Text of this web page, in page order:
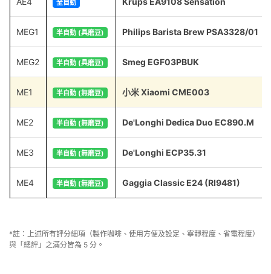
全自動
MEG1 半自動 (具磨豆) Philips Barista Brew PSA3328/01
MEG2 半自動 (具磨豆) Smeg EGF03PBUK
ME1 半自動 (無磨豆) 小米 Xiaomi CME003
ME2 半自動 (無磨豆) De'Longhi Dedica Duo EC890.M
ME3 半自動 (無磨豆) De'Longhi ECP35.31
ME4 半自動 (無磨豆) Gaggia Classic E24 (RI9481)
*註：上述所有評分細項（製作咖啡、使用方便及設定、寧靜程度、省電程度）
與「總評」之滿分皆為 5 分。